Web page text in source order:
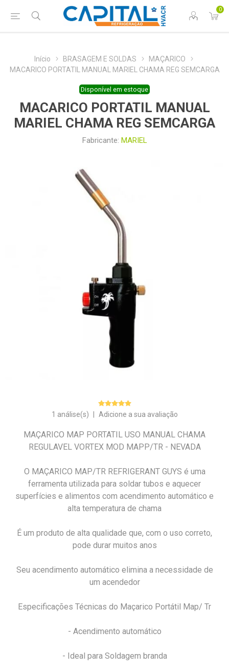
0
Início BRASAGEM E SOLDAS
MAÇARICO
MACARICO PORTATIL MANUAL MARIEL CHAMA REG SEMCARGA
Disponível em estoque
MACARICO PORTATIL MANUAL
MARIEL CHAMA REG SEMCARGA
Fabricante: MARIEL
1 análise(s) Adicione a sua avaliação
MAÇARICO MAP PORTATIL USO MANUAL CHAMA
REGULAVEL VORTEX MOD MAPP/TR - NEVADA
O MAÇARICO MAP/TR REFRIGERANT GUYS é uma
ferramenta utilizada para soldar tubos e aquecer
superfícies e alimentos com acendimento automático e
alta temperatura de chama
É um produto de alta qualidade que, com o uso correto,
pode durar muitos anos
Seu acendimento automático elimina a necessidade de
um acendedor
Especificações Técnicas do Maçarico Portátil Map/ Tr
- Acendimento automático
- Ideal para Soldagem branda